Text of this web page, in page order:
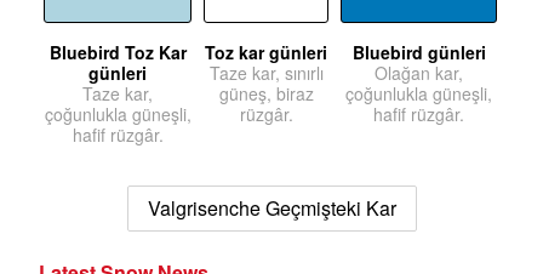
Bluebird Toz Kar
günleri
Taze kar,
çoğunlukla güneşli,
hafif rüzgâr.
Toz kar günleri
Taze kar, sınırlı
güneş, biraz
rüzgâr.
Bluebird günleri
Olağan kar,
çoğunlukla güneşli,
hafif rüzgâr.
Valgrisenche Geçmişteki Kar